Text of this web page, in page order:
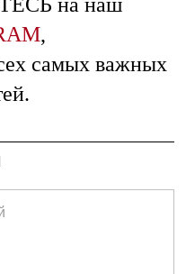
,
самых важных